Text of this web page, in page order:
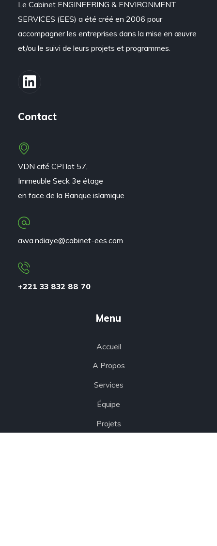
Le Cabinet ENGINEERING & ENVIRONMENT
SERVICES (EES) a été créé en 2006 pour
accompagner les entreprises dans la mise en œuvre
et/ou le suivi de leurs projets et programmes.
Contact
VDN cité CPI lot 57,
Immeuble Seck 3e étage
en face de la Banque islamique
awa.ndiaye@cabinet-ees.com
+221 33 832 88 70
Menu
Accueil
A Propos
Services
Équipe
Projets